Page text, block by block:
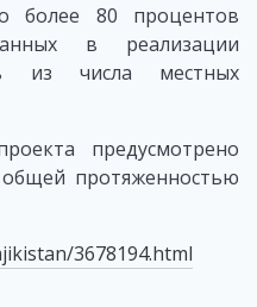
более 80 процентов
в реализации
из числа местных
предусмотрено
протяженностью
3678194.html